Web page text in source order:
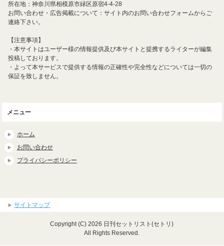
所在地：神奈川県相模原市緑区原宿4-4-28
お問い合わせ・広告掲載について：サイト内のお問い合わせフォームからご
連絡下さい。
【注意事項】
・本サイトはユーザー様の情報提供及び本サイトと提携するライターが編集
投稿しております。
・よって本サービスで提供する情報の正確性や完全性などについては一切の
保証を致しません。
メニュー
ホーム
お問い合わせ
プライバシーポリシー
サイトマップ
Copyright (C) 2026 日刊セットリスト(セトリ)
All Rights Reserved.